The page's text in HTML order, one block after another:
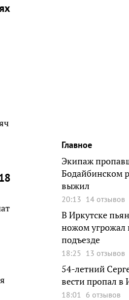
Главное
Экипаж
Бодайбинском
выжил
20:13 14 отзывов
В Иркутске
ножом угрожал
подъезде
18:25 13 отзывов
54-летний
вести пропал в
18:01 6 отзывов